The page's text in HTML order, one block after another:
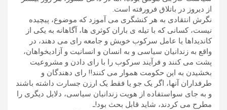
از دیروز در باتلاق فرورفته است.
نگرش انتقادی به هر کنشگری می آموزد که موضوع، پیچیده
نیست، کسانی که با تیله ی باران کوثری ها، آگاهانه به یکی از
کاندیداها یا عامل سرکوب خویش و جامعه رای می دهند، در
واقع به زندانیان سیاسی و به انسان و انسانیت و آزادیخواهان،
پشت می کنند و فرآیند سرکوب را با رای دادن و مشروعیت
بخشیدن به این حکومت هموار می کنند!! رای دهندگان و
طرفداران آنها، اگر یک جو یا فقط یک ارزن جسارت داشته باشند
و به جای سواستفاده از هویت زندانیان سیاسی، دلایل دیگری را
مطرح می کردند، شاید قابل بحث بود!ـ